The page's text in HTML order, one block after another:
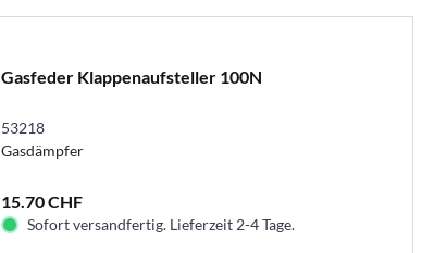
Gasfeder Klappenaufsteller 100N
53218
Gasdämpfer
15.70 CHF
Sofort versandfertig. Lieferzeit 2-4 Tage.